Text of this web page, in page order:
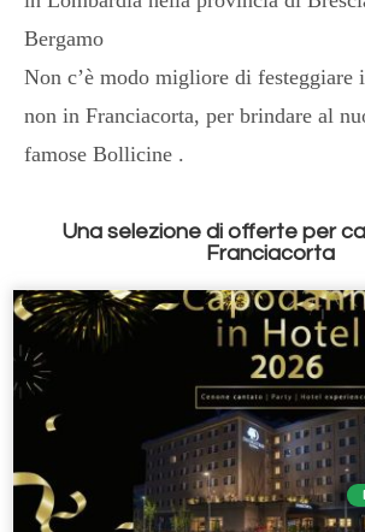
Bergamo
Non c’è modo migliore di festeggiare
non in Franciacorta, per brindare al
famose Bollicine .
Una selezione di offerte per
Franciacorta